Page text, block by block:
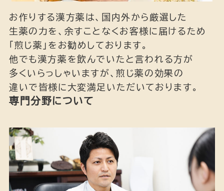
お作りする漢方薬は、国内外から厳選した
生薬の力を、余すことなくお客様に届けるため
「煎じ薬」をお勧めしております。
他でも漢方薬を飲んでいたと言われる方が
多くいらっしゃいますが、煎じ薬の効果の
違いで皆様に大変満足いただいております。
専門分野について